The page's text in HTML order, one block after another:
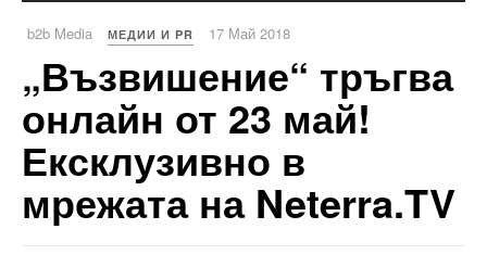
b2b Media МЕДИИ И PR 17 Май 2018
„Възвишение“ тръгва
онлайн от 23 май!
Ексклузивно в
мрежата на Neterra.TV